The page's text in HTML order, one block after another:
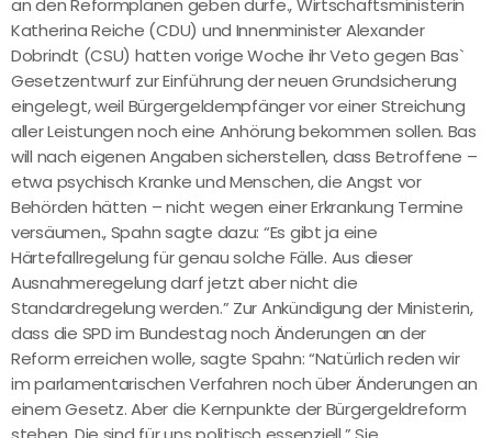
an den Reformplänen geben dürfe., Wirtschaftsministerin
Katherina Reiche (CDU) und Innenminister Alexander
Dobrindt (CSU) hatten vorige Woche ihr Veto gegen Bas`
Gesetzentwurf zur Einführung der neuen Grundsicherung
eingelegt, weil Bürgergeldempfänger vor einer Streichung
aller Leistungen noch eine Anhörung bekommen sollen. Bas
will nach eigenen Angaben sicherstellen, dass Betroffene –
etwa psychisch Kranke und Menschen, die Angst vor
Behörden hätten – nicht wegen einer Erkrankung Termine
versäumen., Spahn sagte dazu: “Es gibt ja eine
Härtefallregelung für genau solche Fälle. Aus dieser
Ausnahmeregelung darf jetzt aber nicht die
Standardregelung werden.” Zur Ankündigung der Ministerin,
dass die SPD im Bundestag noch Änderungen an der
Reform erreichen wolle, sagte Spahn: “Natürlich reden wir
im parlamentarischen Verfahren noch über Änderungen an
einem Gesetz. Aber die Kernpunkte der Bürgergeldreform